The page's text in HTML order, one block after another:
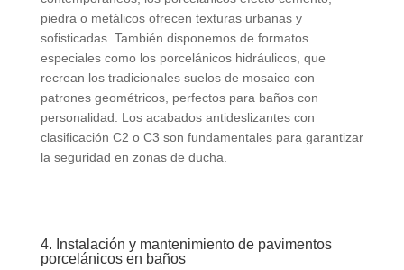
piedra o metálicos ofrecen texturas urbanas y
sofisticadas. También disponemos de formatos
especiales como los porcelánicos hidráulicos, que
recrean los tradicionales suelos de mosaico con
patrones geométricos, perfectos para baños con
personalidad. Los acabados antideslizantes con
clasificación C2 o C3 son fundamentales para garantizar
la seguridad en zonas de ducha.
4. Instalación y mantenimiento de pavimentos
porcelánicos en baños